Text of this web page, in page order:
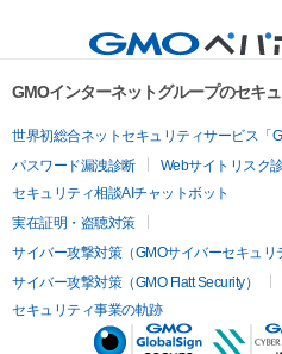
GMOインターネットグループのセキ
世界初総合ネットセキュリティサービス「
パスワード漏洩診断
Webサイトリスク
セキュリティ相談AIチャットボット
実在証明・盗聴対策
サイバー攻撃対策（GMOサイバーセキュリ
サイバー攻撃対策（GMO Flatt Security）
セキュリティ事業の軌跡